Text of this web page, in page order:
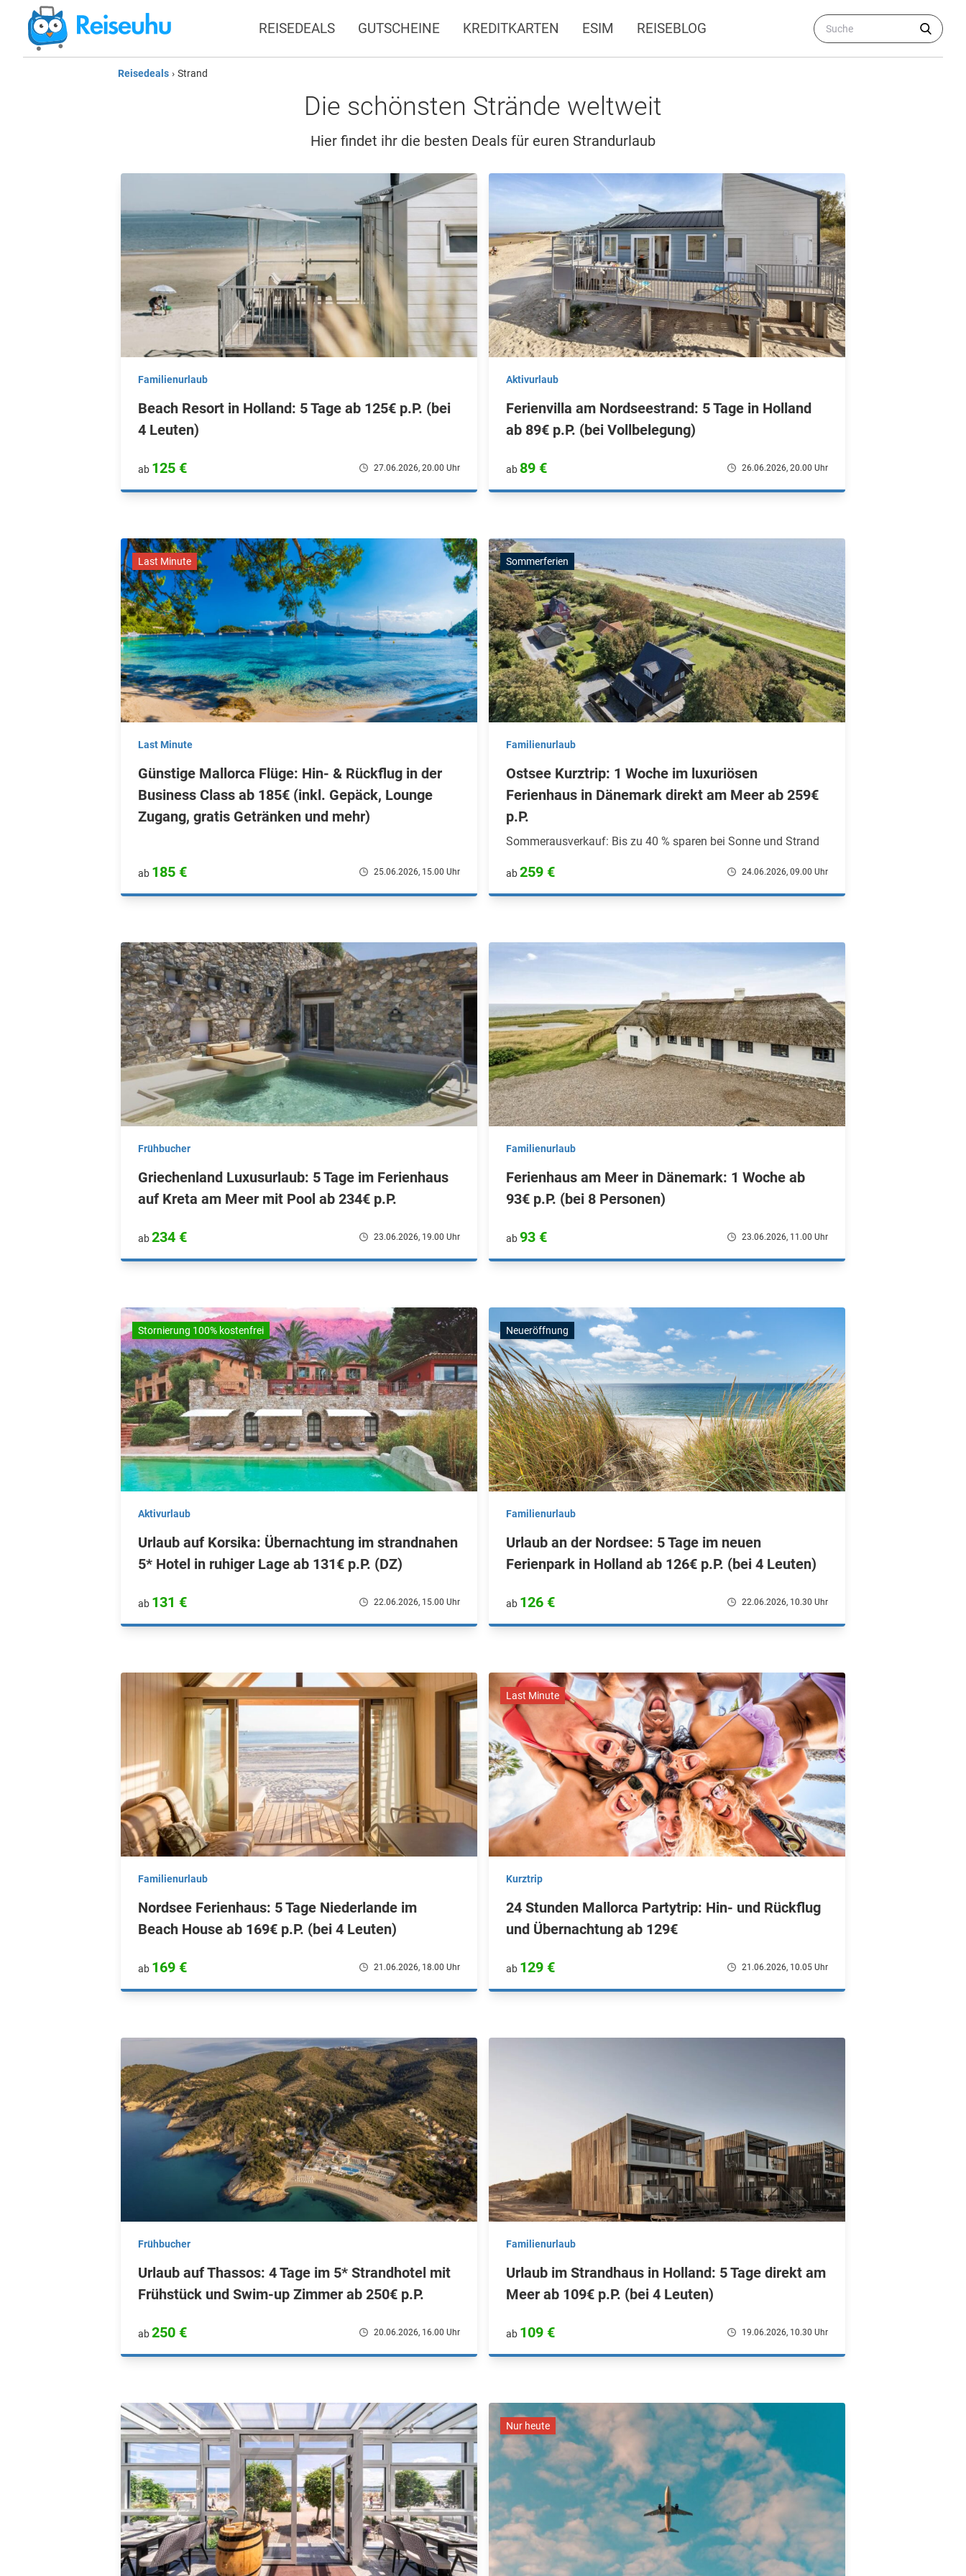
REISEDEALS GUTSCHEINE KREDITKARTEN ESIM REISEBLOG
Reisedeals › Strand
Die schönsten Strände weltweit
Hier findet ihr die besten Deals für euren Strandurlaub
Familienurlaub
Beach Resort in Holland: 5 Tage ab 125€ p.P. (bei
4 Leuten)
ab 125 € 27.06.2026, 20.00 Uhr
Aktivurlaub
Ferienvilla am Nordseestrand: 5 Tage in Holland
ab 89€ p.P. (bei Vollbelegung)
ab 89 € 26.06.2026, 20.00 Uhr
Last Minute
Last Minute
Günstige Mallorca Flüge: Hin- & Rückflug in der
Business Class ab 185€ (inkl. Gepäck, Lounge
Zugang, gratis Getränken und mehr)
ab 185 € 25.06.2026, 15.00 Uhr
Sommerferien
Familienurlaub
Ostsee Kurztrip: 1 Woche im luxuriösen
Ferienhaus in Dänemark direkt am Meer ab 259€
p.P.
Sommerausverkauf: Bis zu 40 % sparen bei Sonne und Strand
ab259 € 24.06.2026, 09.00 Uhr
Frühbucher
Griechenland Luxusurlaub: 5 Tage im Ferienhaus
auf Kreta am Meer mit Pool ab 234€ p.P.
ab234 € 23.06.2026, 19.00 Uhr
Familienurlaub
Ferienhaus am Meer in Dänemark: 1 Woche ab
93€ p.P. (bei 8 Personen)
ab93 € 23.06.2026, 11.00 Uhr
Stornierung 100% kostenfrei
Aktivurlaub
Urlaub auf Korsika: Übernachtung im strandnahen
5* Hotel in ruhiger Lage ab 131€ p.P. (DZ)
ab 131 € 22.06.2026, 15.00 Uhr
Neueröffnung
Familienurlaub
Urlaub an der Nordsee: 5 Tage im neuen
Ferienpark in Holland ab 126€ p.P. (bei 4 Leuten)
ab 126 € 22.06.2026, 10.30 Uhr
Familienurlaub
Nordsee Ferienhaus: 5 Tage Niederlande im
Beach House ab 169€ p.P. (bei 4 Leuten)
ab 169 € 21.06.2026, 18.00 Uhr
Last Minute
Kurztrip
24 Stunden Mallorca Partytrip: Hin- und Rückflug
und Übernachtung ab 129€
ab 129 € 21.06.2026, 10.05 Uhr
Frühbucher
Urlaub auf Thassos: 4 Tage im 5* Strandhotel mit
Frühstück und Swim-up Zimmer ab 250€ p.P.
ab250 € 20.06.2026, 16.00 Uhr
Familienurlaub
Urlaub im Strandhaus in Holland: 5 Tage direkt am
Meer ab 109€ p.P. (bei 4 Leuten)
ab 109 € 19.06.2026, 10.30 Uhr
Nur heute